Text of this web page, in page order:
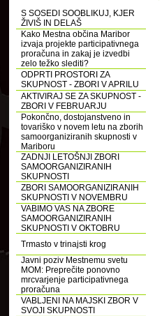
S SOSEDI SOOBLIKUJ, KJER
ŽIVIŠ IN DELAŠ
Kako Mestna občina Maribor
izvaja projekte participativnega
proračuna in zakaj je izvedbi
zelo težko slediti?
ODPRTI PROSTORI ZA
SKUPNOST - ZBORI V APRILU
AKTIVIRAJ SE ZA SKUPNOST -
ZBORI V FEBRUARJU
Pokončno, dostojanstveno in
tovariško v novem letu na zborih
samoorganiziranih skupnosti v
Mariboru
ZADNJI LETOŠNJI ZBORI
SAMOORGANIZIRANIH
SKUPNOSTI
ZBORI SAMOORGANIZIRANIH
SKUPNOSTI V NOVEMBRU
VABIMO VAS NA ZBORE
SAMOORGANIZIRANIH
SKUPNOSTI V OKTOBRU
Trmasto v trinajsti krog
Javni poziv Mestnemu svetu
MOM: Preprečite ponovno
mrcvarjenje participativnega
proračuna
VABLJENI NA MAJSKI ZBOR V
SVOJI SKUPNOSTI